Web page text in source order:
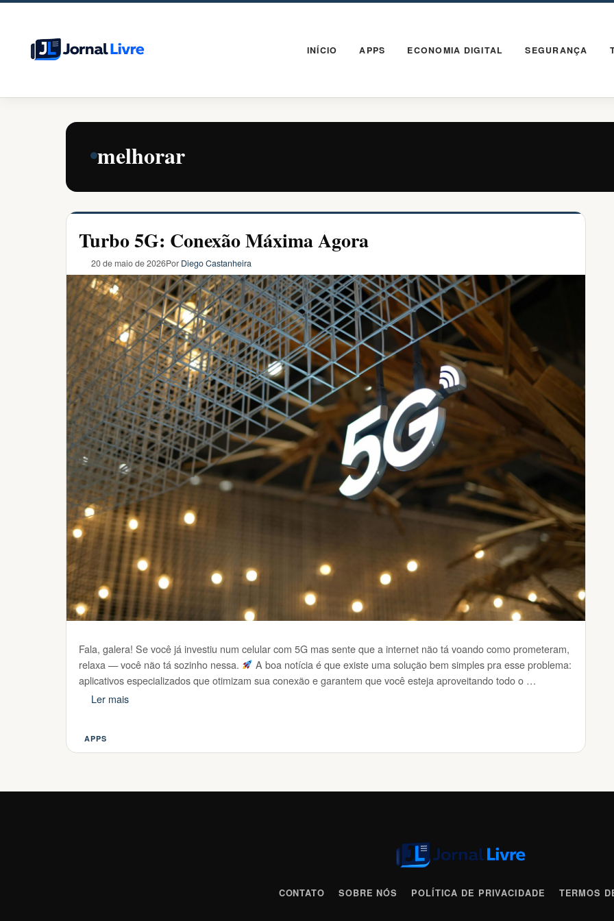
Pular
conteúdo
INÍCIO APPS ECONOMIA DIGITAL SEGURANÇA
melhorar
Turbo 5G: Conexão Máxima Agora
20 de maio de 2026Por Diego Castanheira
Fala, galera! Se você já investiu num celular com 5G mas sente que a internet não tá voando como prometeram,
relaxa — você não tá sozinho nessa.
A boa notícia é que existe uma solução bem simples pra esse problema:
aplicativos especializados que otimizam sua conexão e garantem que você esteja aproveitando todo o …
Ler mais
Categorias
APPS
CONTATO SOBRE NÓS POLÍTICA DE PRIVACIDADE TERMOS